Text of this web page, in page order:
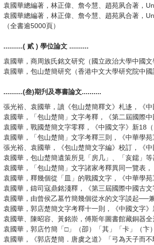
袁國華總編著，林正偉、詹今慧、趙苑夙合著，
袁國華總編著，林正偉、詹今慧、趙苑夙合著，
（全書逾5000頁）
..........( 貳 ) 學位論文 ..........
袁國華，商周族氏銘文研究（國立政治大學中國文
袁國華，包山楚簡研究（香港中文大學研究院中
..........(叁)期刋及專書論文..........
張光裕、袁國華，讀《包山楚簡釋文》札迻，《
袁國華，「包山楚簡」文字考釋，《第二屆國際
袁國華，戰國楚簡文字零釋，《中國文字》新18
袁國華，「包山楚簡」文字考釋三則，《中華學
張光裕、袁國華，《包山楚簡文字編》校訂，《
袁國華，包山楚簡遺策所見「房几」、「亥鑐」
袁國華，「包山楚簡」文字諸家考釋異同一覽表
袁國華，釋幾個從「皿」的戰國文字，《中華學
袁國華，鑄司寇鼎銘淺釋，《第三屆國際中國古
袁國華，由曾侯乙墓竹簡幾個從水的文字談起──
袁國華，郭店楚簡文字考釋十一則，《中國文字
袁國華、陳昭容、黃銘崇，傅斯年圖書館藏銅器
袁國華，郭店竹簡「□」（卲）「其」「卡」（卞
袁國華，《郭店楚簡．唐虞之道》「弓為天子而